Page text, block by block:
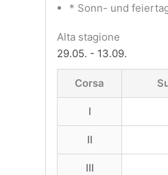
* Sonn- und
Alta stagione
29.05. - 13.09.
Corsa
I
II
III